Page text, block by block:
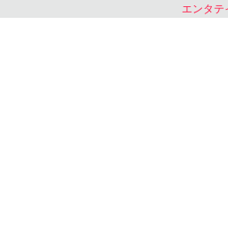
エンタテ